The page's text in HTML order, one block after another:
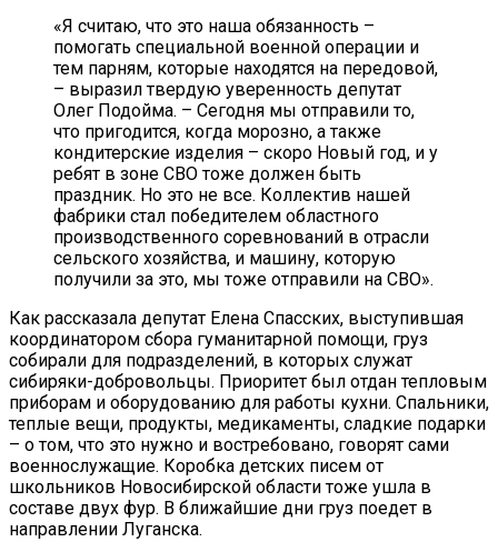
«Я считаю, что это наша обязанность –
помогать специальной военной операции и
тем парням, которые находятся на передовой,
– выразил твердую уверенность депутат
Олег Подойма. – Сегодня мы отправили то,
что пригодится, когда морозно, а также
кондитерские изделия – скоро Новый год, и у
ребят в зоне СВО тоже должен быть
праздник. Но это не все. Коллектив нашей
фабрики стал победителем областного
производственного соревнований в отрасли
сельского хозяйства, и машину, которую
получили за это, мы тоже отправили на СВО».
Как рассказала депутат Елена Спасских, выступившая
координатором сбора гуманитарной помощи, груз
собирали для подразделений, в которых служат
сибиряки-добровольцы. Приоритет был отдан тепловым
приборам и оборудованию для работы кухни. Спальники,
теплые вещи, продукты, медикаменты, сладкие подарки
– о том, что это нужно и востребовано, говорят сами
военнослужащие. Коробка детских писем от
школьников Новосибирской области тоже ушла в
составе двух фур. В ближайшие дни груз поедет в
направлении Луганска.